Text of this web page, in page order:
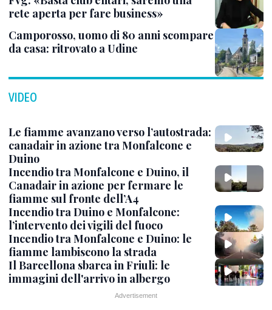
rete aperta per fare business»
Camporosso, uomo di 80 anni scompare
da casa: ritrovato a Udine
VIDEO
Le fiamme avanzano verso l’autostrada:
canadair in azione tra Monfalcone e
Duino
Incendio tra Monfalcone e Duino, il
Canadair in azione per fermare le
fiamme sul fronte dell’A4
Incendio tra Duino e Monfalcone:
l’intervento dei vigili del fuoco
Incendio tra Monfalcone e Duino: le
fiamme lambiscono la strada
Il Barcellona sbarca in Friuli: le
immagini dell'arrivo in albergo